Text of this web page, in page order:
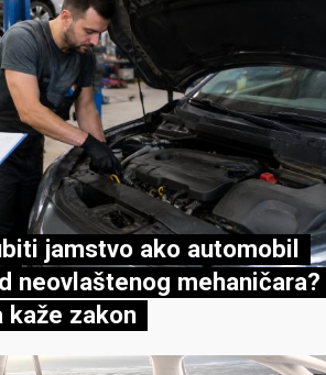
jamstvo ako automobil
neovlaštenog mehaničara?
kaže zakon